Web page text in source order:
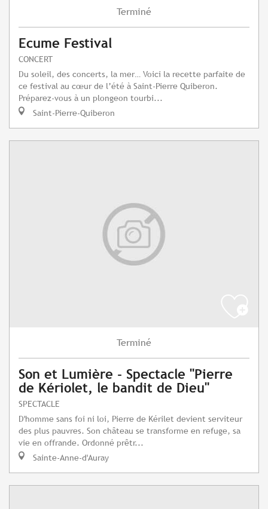
Terminé
Ecume Festival
CONCERT
Du soleil, des concerts, la mer… Voici la recette parfaite de
ce festival au cœur de l’été à Saint-Pierre Quiberon.
Préparez-vous à un plongeon tourbi...
Saint-Pierre-Quiberon
Terminé
Son et Lumière - Spectacle "Pierre
de Kériolet, le bandit de Dieu"
SPECTACLE
D'homme sans foi ni loi, Pierre de Kérilet devient serviteur
des plus pauvres. Son château se transforme en refuge, sa
vie en offrande. Ordonné prêtr...
Sainte-Anne-d'Auray